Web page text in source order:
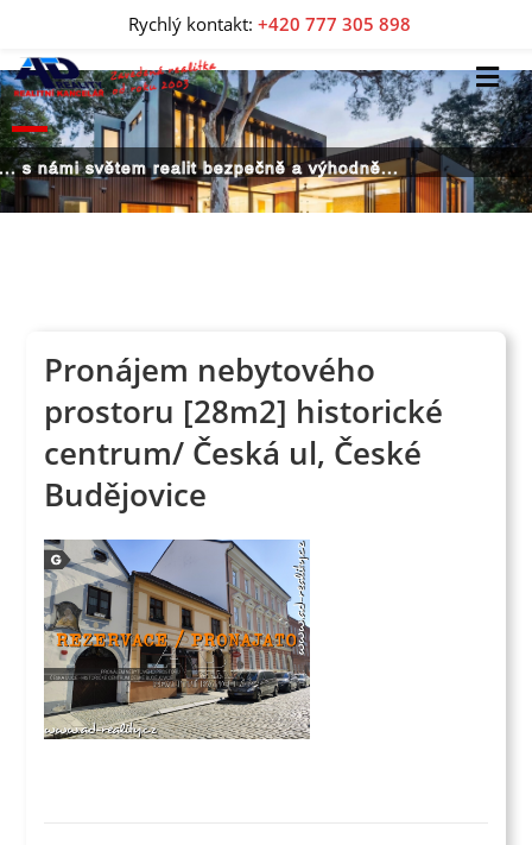
s námi světem realit bezpečně a výhodně...
Pronájem nebytového
prostoru [28m2] historické
centrum/ Česká ul, České
Budějovice
Rychlý kontakt: +420 777 305 898